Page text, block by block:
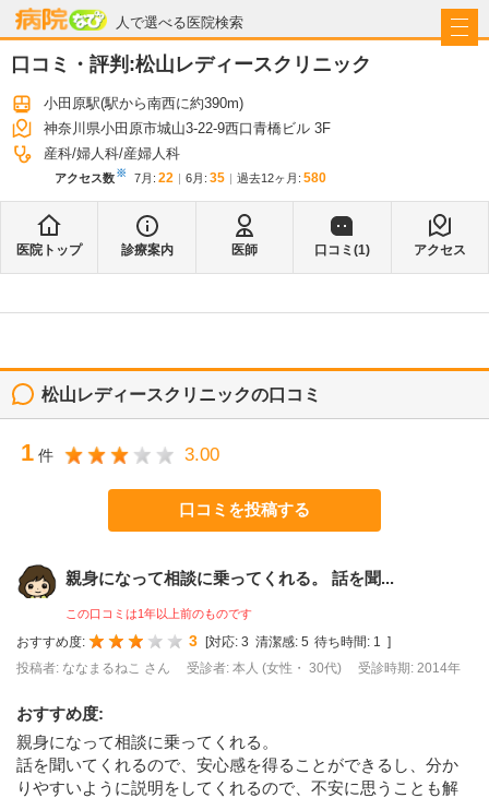
人で選べる医院検索
病院なび
口コミ・評判:松山レディースクリニック
小田原駅(駅から南西に約390m)
神奈川県小田原市城山3-22-9西口青橋ビル 3F
産科 婦人科 産婦人科
アクセス数※ 7月 : 22 6月 : 35 過去12ヶ月: 580
医院トップ 診療案内 医師 口コミ(1) アクセス
松山レディースクリニックの口コミ
1 件 3.00
口コミを投稿する
親身になって相談に乗ってくれる。 話を聞...
この口コミは1年以上前のものです
おすすめ度: 3 [対応: 3 清潔感: 5 待ち時間: 1
]
投稿者: ななまるねこ さん
受診者: 本人 (女性・ 30代) 受診時期: 2014年
おすすめ度:
親身になって相談に乗ってくれる。
話を聞いてくれるので、安心感を得ることができるし、分か
りやすいように説明をしてくれるので、不安に思うことも解